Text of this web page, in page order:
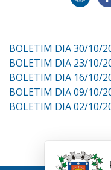
BOLETIM DIA 30/10/
BOLETIM DIA 23/10/
BOLETIM DIA 16/10/
BOLETIM DIA 09/10/
BOLETIM DIA 02/10/